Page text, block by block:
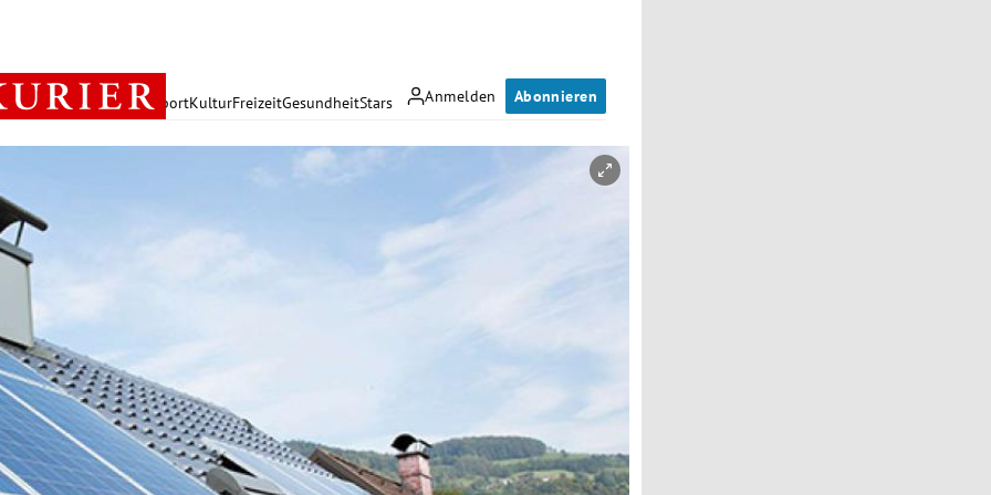
Anmelden Abonnieren
PolitikWirtschaft SportKulturFreizeitGesundheitStars